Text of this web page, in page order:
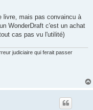
livre, mais pas convaincu à
WonderDraft c'est un achat
cas pas vu l'utilité)
judiciaire qui ferait passer